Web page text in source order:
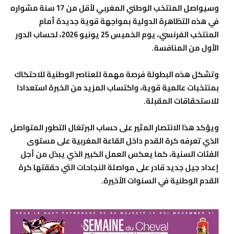
وسيواصل المنتخب الوطني المغربي لأقل من 17 سنة مشواره
في هذه التظاهرة الدولية بمواجهة قوية جديدة أمام
المنتخب الفرنسي، يوم الخميس 25 يونيو 2026، لحساب الدور
الأول من المنافسة.
وتشكل هذه البطولة فرصة مهمة للعناصر الوطنية للاحتكاك
بمنتخبات عالمية قوية، واكتساب المزيد من الخبرة استعدادا
للاستحقاقات المقبلة.
ويؤكد هذا الانتصار المثير على حساب البرتغال التطور المتواصل
الذي تعرفه كرة القدم داخل القاعة المغربية على مستوى
الفئات السنية، كما يعكس العمل الكبير الذي يبذل من أجل
إعداد جيل جديد قادر على مواصلة النجاحات التي حققتها كرة
القدم الوطنية في السنوات الأخيرة.